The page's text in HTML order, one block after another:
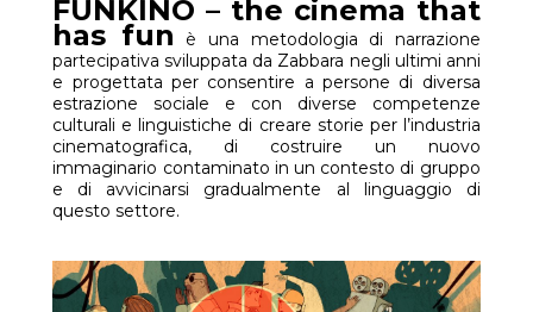
ACROSS WALLS –
Backstage
FUNKINO – the cinema that
has fun
è una metodologia di narrazione
partecipativa sviluppata da Zabbara negli ultimi anni
e progettata per consentire a persone di diversa
estrazione sociale e con diverse competenze
culturali e linguistiche di creare storie per l’industria
cinematografica, di costruire un nuovo
immaginario contaminato in un contesto di gruppo
e di avvicinarsi gradualmente al linguaggio di
questo settore.